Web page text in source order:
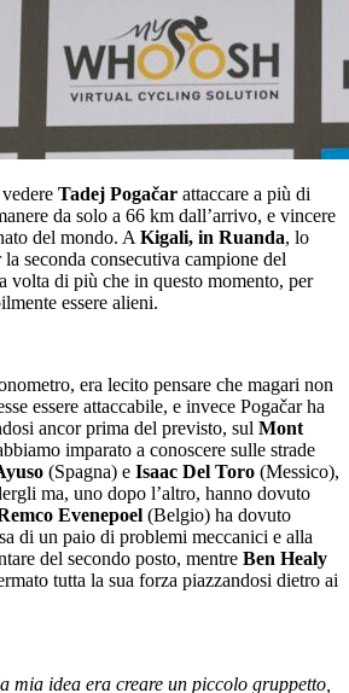
Tadej Pogačar attaccare a più di
da solo a 66 km dall’arrivo, e vincere
del mondo. AKigali, in Ruanda, lo
seconda consecutiva campione del
volta di più che in questo momento, per
essere alieni.
era lecito pensare che magari non
essere attaccabile, e invece Pogačar ha
ancor prima del previsto, sul Mont
imparato a conoscere sulle strade
(Spagna) e Isaac Del Toro (Messico),
ma, uno dopo l’altro, hanno dovuto
Evenepoel (Belgio) ha dovuto
di un paio di problemi meccanici e alla
del secondo posto, mentre Ben Healy
tutta la sua forza piazzandosi dietro ai
mia idea era creare un piccolo gruppetto,